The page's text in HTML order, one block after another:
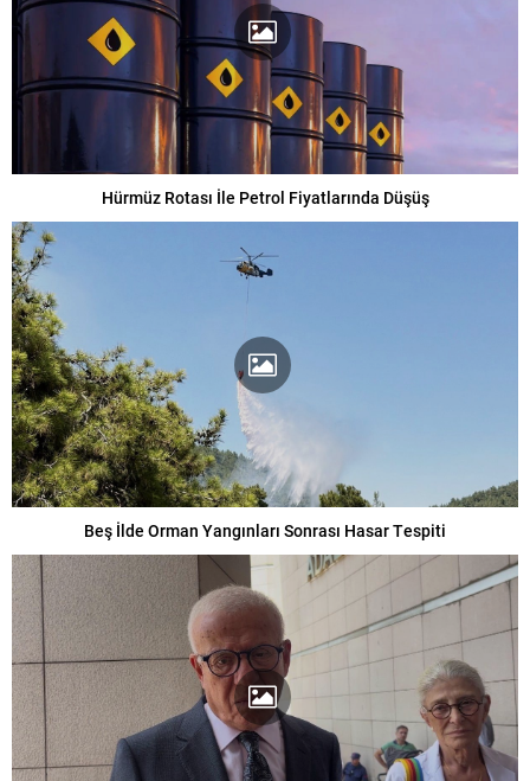
Hürmüz Rotası İle Petrol Fiyatlarında Düşüş
Beş İlde Orman Yangınları Sonrası Hasar Tespiti